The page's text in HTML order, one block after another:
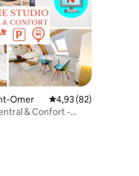
Omer Note moyenne de
4,93 (82)
& Confort -